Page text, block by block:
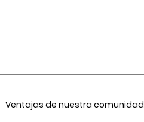
Ventajas de nuestra comunidad